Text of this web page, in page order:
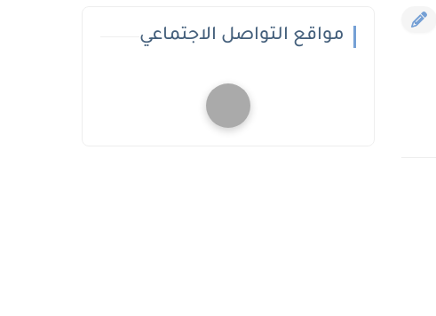
مواقع التواصل الاجتماعي